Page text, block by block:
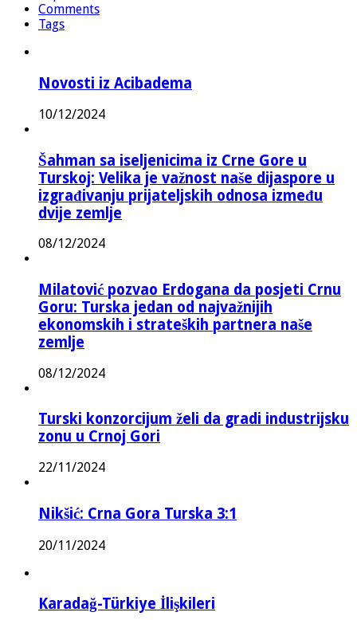
Comments
Tags
Novosti iz Acibadema
10/12/2024
Šahman sa iseljenicima iz Crne Gore u
Turskoj: Velika je važnost naše dijaspore u
izgrađivanju prijateljskih odnosa između
dvije zemlje
08/12/2024
Milatović pozvao Erdogana da posjeti Crnu
Goru: Turska jedan od najvažnijih
ekonomskih i strateških partnera naše
zemlje
08/12/2024
Turski konzorcijum želi da gradi industrijsku
zonu u Crnoj Gori
22/11/2024
Nikšić: Crna Gora Turska 3:1
20/11/2024
Karadağ-Türkiye İlişkileri